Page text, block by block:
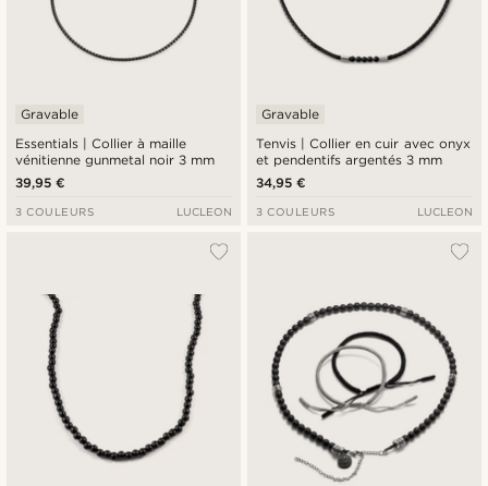
Essentials | Collier à maille
vénitienne gunmetal noir 3 mm
Gravable
39,95 €
3 COULEURS LUCLEON
Tenvis | Collier en cuir avec onyx
et pendentifs argentés 3 mm
Gravable
34,95 €
3 COULEURS LUCLEON